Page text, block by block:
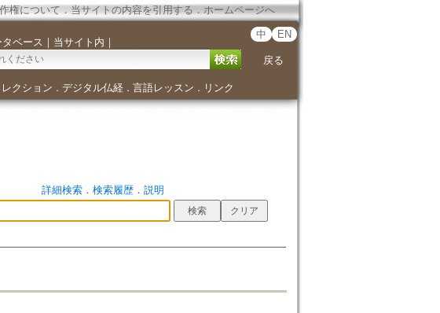
権について．当サイトの内容を引用する ． ホームページへ
ベース ｜ 当サイト内 ｜
中 EN
戻る
クション ． デジタル仏経． 言語レッスン ． リンク
詳細検索． 検索履歴． 説明